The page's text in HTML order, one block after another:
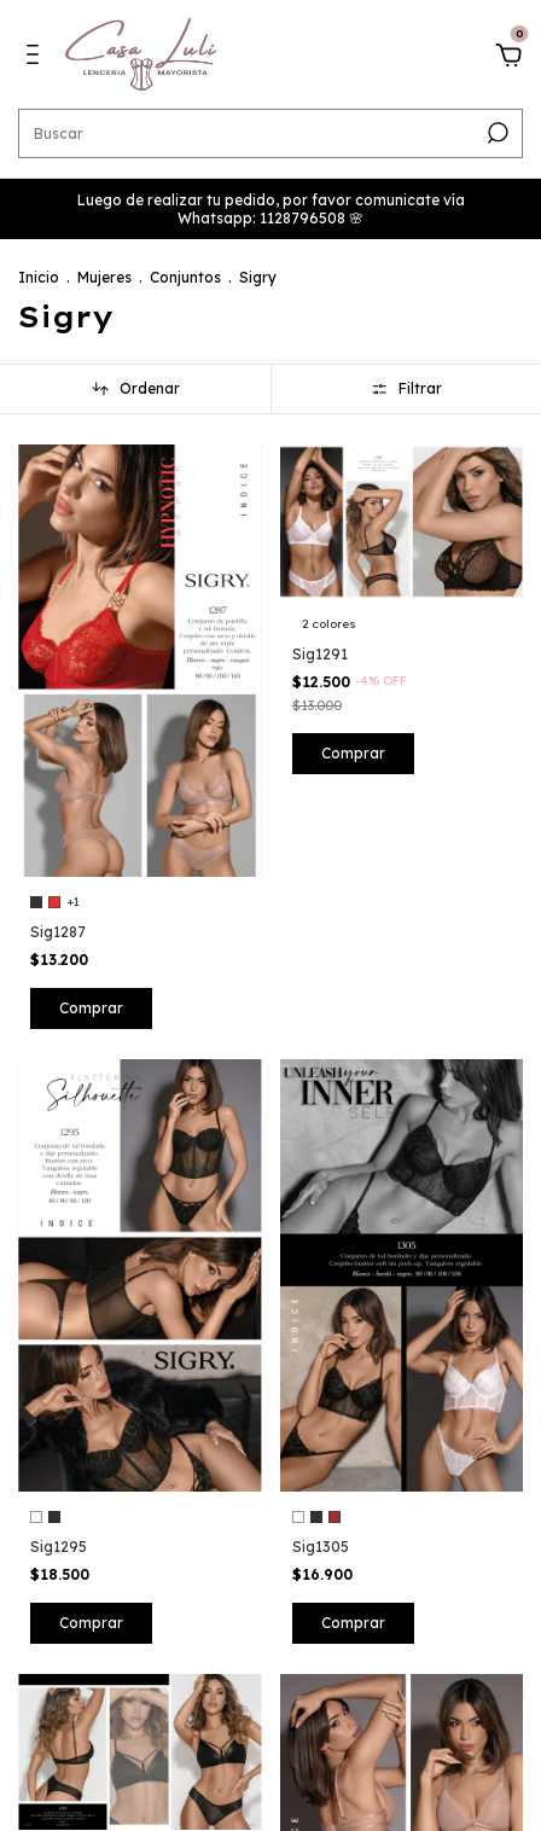
0
Luego de realizar tu pedido, por favor comunicate vía
Whatsapp: 1128796508 🌸
Inicio . Mujeres . Conjuntos . Sigry
Sigry
Ordenar Filtrar
+1
Sig1287
$13.200
Comprar
2 colores
Sig1291
$12.500 -4% OFF
$13.000
Comprar
Sig1295
$18.500
Comprar
Sig1305
$16.900
Comprar